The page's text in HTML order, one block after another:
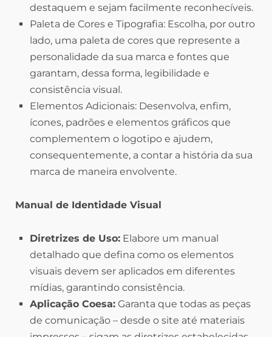
destaquem e sejam facilmente reconhecíveis.
Paleta de Cores e Tipografia: Escolha, por outro
lado, uma paleta de cores que represente a
personalidade da sua marca e fontes que
garantam, dessa forma, legibilidade e
consistência visual.
Elementos Adicionais: Desenvolva, enfim,
ícones, padrões e elementos gráficos que
complementem o logotipo e ajudem,
consequentemente, a contar a história da sua
marca de maneira envolvente.
Manual de Identidade Visual
Diretrizes de Uso: Elabore um manual
detalhado que defina como os elementos
visuais devem ser aplicados em diferentes
mídias, garantindo consistência.
Aplicação Coesa: Garanta que todas as peças
de comunicação – desde o site até materiais